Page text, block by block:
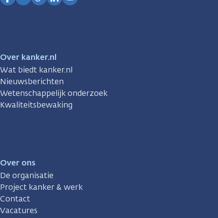
Over kanker.nl
Wat biedt kanker.nl
Nieuwsberichten
Wetenschappelijk onderzoek
Kwaliteitsbewaking
Over ons
De organisatie
Project kanker & werk
Contact
Vacatures